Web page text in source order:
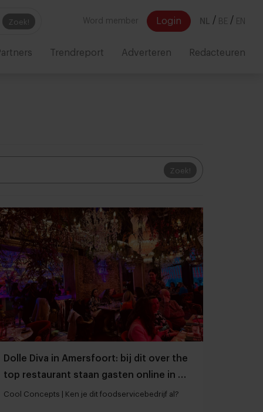
Zoek! Word member Login NL / BE / EN
Trendreport Adverteren Redacteuren
Zoek!
Dolle Diva in Amersfoort: bij dit over the
top restaurant staan gasten online in de
rij
Cool Concepts | Ken je dit foodservicebedrijf al?